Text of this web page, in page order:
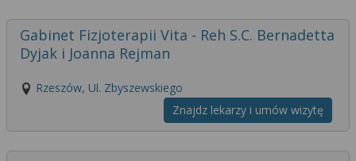
Gabinet Fizjoterapii Vita - Reh S.C. Bernadetta
Dyjak i Joanna Rejman
Rzeszów, Ul. Zbyszewskiego
Znajdz lekarzy i umów wizytę